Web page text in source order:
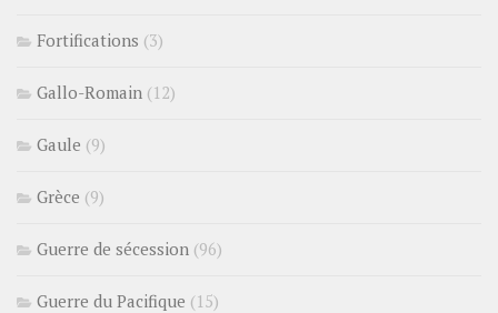
Fortifications (3)
Gallo-Romain (12)
Gaule (9)
Grèce (9)
Guerre de sécession (96)
Guerre du Pacifique (15)